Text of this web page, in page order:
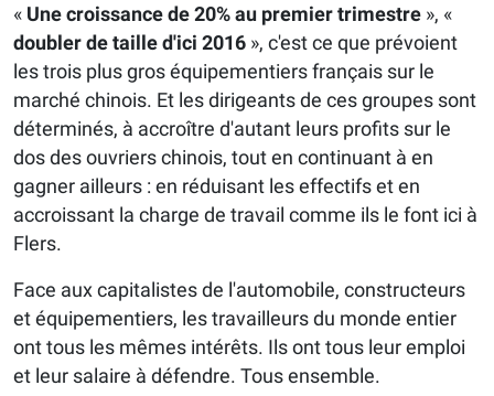
« Une croissance de 20% au premier trimestre », «
doubler de taille d'ici 2016 », c'est ce que prévoient
les trois plus gros équipementiers français sur le
marché chinois. Et les dirigeants de ces groupes sont
déterminés, à accroître d'autant leurs profits sur le
dos des ouvriers chinois, tout en continuant à en
gagner ailleurs : en réduisant les effectifs et en
accroissant la charge de travail comme ils le font ici à
Flers.
Face aux capitalistes de l'automobile, constructeurs
et équipementiers, les travailleurs du monde entier
ont tous les mêmes intérêts. Ils ont tous leur emploi
et leur salaire à défendre. Tous ensemble.